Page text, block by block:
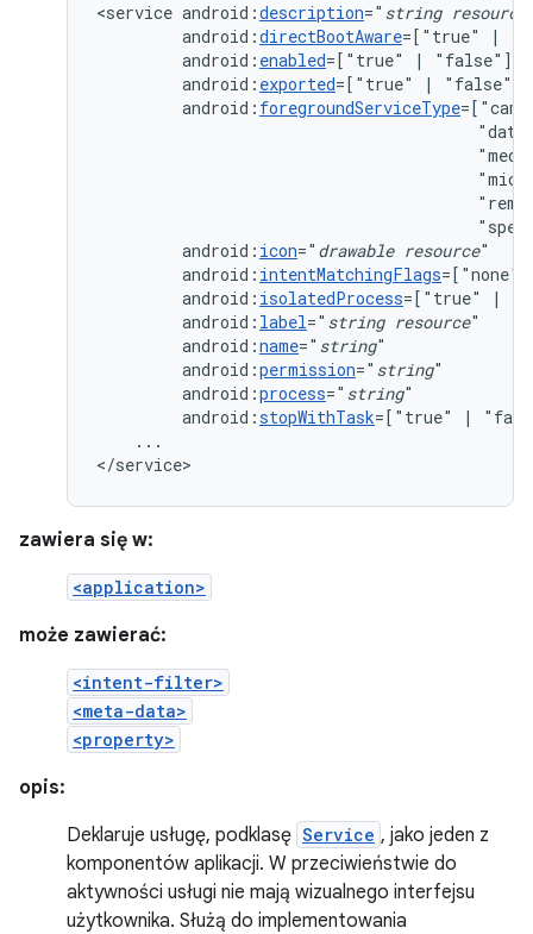
<service android:description=" string resource
android:directBootAware=["true"
|
android: enabled=["true" |
android: exported=["true" |
android: foregroundServiceType
android: icon=" drawable resource
android: intentMatchingFlags=["none"
android: isolatedProcess=["true"
|
android: label=" string resource
android:name=" string
android:permission=" string
android:process=" string
android:stopWithTask=["true"
|
...
</service>
zawiera się w:
<application>
może zawierać:
<intent-filter>
<meta-data>
<property>
opis:
Deklaruje usługę, podklasę Service , jako jeden z
komponentów aplikacji. W przeciwieństwie do
aktywności usługi nie mają wizualnego interfejsu
użytkownika. Służą do implementowania